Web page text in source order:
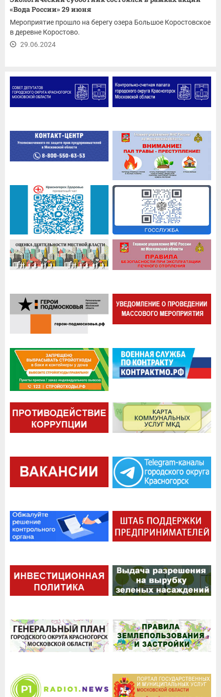
«Вода России» 29 июня
Мероприятие прошло на берегу озера Большое Коростовское
в деревне Коростово.
29.06.2024